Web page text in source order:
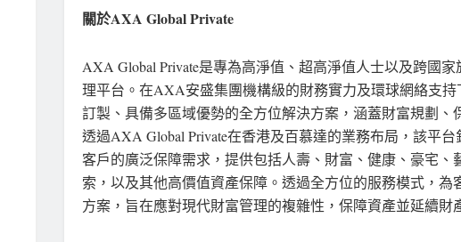
關於AXA Global Private
AXA Global Private是專為高淨值、超高淨值人士以及跨國
理平台。在AXA安盛集團機構級的財務實力及環球網絡支
訂製、具備多區域優勢的全方位解決方案，涵蓋財富規劃、
透過AXA Global Private在香港及百慕達的業務布局，該平
客戶的廣泛保障需求，提供包括人壽、財富、健康、豪宅、
索，以及其他高價值資產保障。透過全方位的服務模式，為
方案，旨在應對現代財富管理的複雜性，保障資產並延續財